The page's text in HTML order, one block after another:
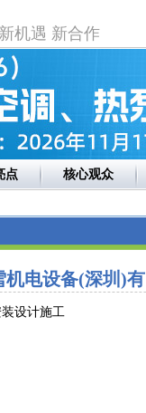
机遇 新合作
点 核心观众
机电设备(深圳)
设计施工